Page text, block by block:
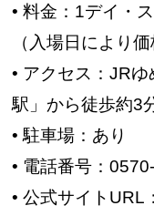
• 料金：1デイ・
（入場日により
• アクセス：JR
駅」から徒歩約3
• 駐車場：あり
• 電話番号：
• 公式サイトURL：